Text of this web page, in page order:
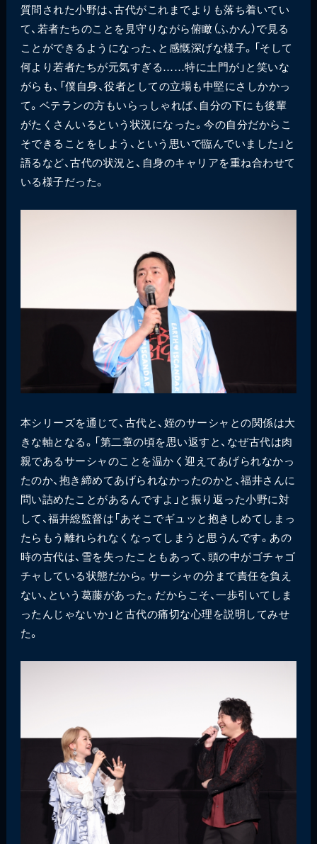
質問された小野は、古代がこれまでよりも落ち着いてい
て、若者たちのことを見守りながら俯瞰（ふかん）で見る
ことができるようになった、と感慨深げな様子。「そして
何より若者たちが元気すぎる……特に土門が」と笑いな
がらも、「僕自身、役者としての立場も中堅にさしかかっ
て。ベテランの方もいらっしゃれば、自分の下にも後輩
がたくさんいるという状況になった。今の自分だからこ
そできることをしよう、という思いで臨んでいました」と
語るなど、古代の状況と、自身のキャリアを重ね合わせて
いる様子だった。
本シリーズを通じて、古代と、姪のサーシャとの関係は大
きな軸となる。「第二章の頃を思い返すと、なぜ古代は肉
親であるサーシャのことを温かく迎えてあげられなかっ
たのか、抱き締めてあげられなかったのかと、福井さんに
問い詰めたことがあるんですよ」と振り返った小野に対
して、福井総監督は「あそこでギュッと抱きしめてしまっ
たらもう離れられなくなってしまうと思うんです。あの
時の古代は、雪を失ったこともあって、頭の中がゴチャゴ
チャしている状態だから。サーシャの分まで責任を負え
ない、という葛藤があった。だからこそ、一歩引いてしま
ったんじゃないか」と古代の痛切な心理を説明してみせ
た。